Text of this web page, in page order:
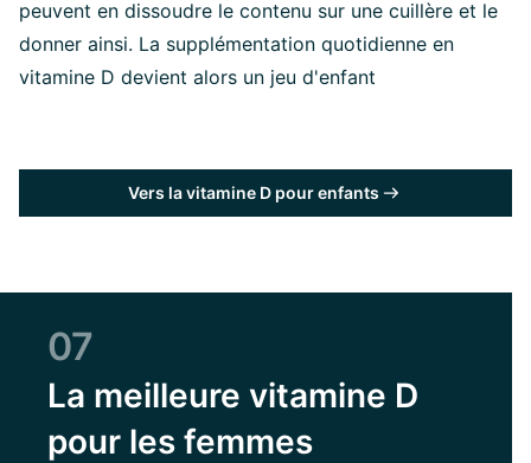
peuvent en dissoudre le contenu sur une cuillère et le
donner ainsi. La supplémentation quotidienne en
vitamine D devient alors un jeu d'enfant
Vers la vitamine D pour enfants
07
La meilleure vitamine D
pour les femmes